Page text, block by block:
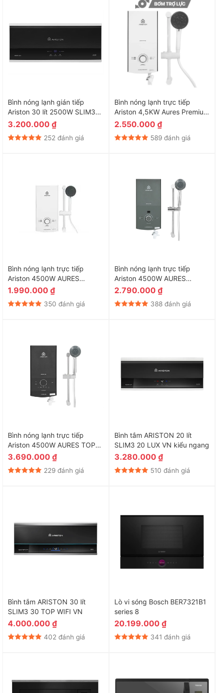
Bình nóng lạnh gián tiếp
Ariston 30 lít 2500W SLIM3
30 LUX
3.200.000 ₫
252 đánh giá
Bình nóng lạnh trực tiếp
Ariston 4,5KW Aures Premium
4.5P Ivory
2.550.000 ₫
589 đánh giá
Bình nóng lạnh trực tiếp
Ariston 4500W AURES
PREMIUM 4.5 (không bơm)
1.990.000 ₫
350 đánh giá
Bình nóng lạnh trực tiếp
Ariston 4500W AURES
PREMIUM+ 4.5P (có bơm)
2.790.000 ₫
388 đánh giá
Bình nóng lạnh trực tiếp
Ariston 4500W AURES TOP
4.5P
3.690.000 ₫
229 đánh giá
Bình tắm ARISTON 20 lít
SLIM3 20 LUX VN kiểu ngang
3.280.000 ₫
510 đánh giá
Bình tắm ARISTON 30 lít
SLIM3 30 TOP WIFI VN
4.000.000 ₫
402 đánh giá
Lò vi sóng Bosch BER7321B1
series 8
20.199.000 ₫
341 đánh giá